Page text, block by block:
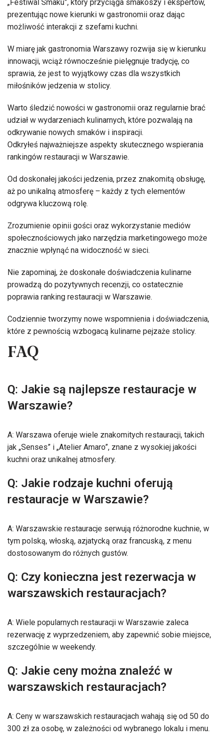
„Festiwal Smaku”, który przyciąga smakoszy i ekspertów,
prezentując nowe kierunki w gastronomii oraz dając
możliwość interakcji z szefami kuchni.
W miarę jak gastronomia Warszawy rozwija się w kierunku
innowacji, wciąż równocześnie pielęgnuje tradycję, co
sprawia, że jest to wyjątkowy czas dla wszystkich
miłośników jedzenia w stolicy.
Warto śledzić nowości w gastronomii oraz regularnie brać
udział w wydarzeniach kulinarnych, które pozwalają na
odkrywanie nowych smaków i inspiracji.
Odkryłeś najważniejsze aspekty skutecznego wspierania
rankingów restauracji w Warszawie.
Od doskonałej jakości jedzenia, przez znakomitą obsługę,
aż po unikalną atmosferę – każdy z tych elementów
odgrywa kluczową rolę.
Zrozumienie opinii gości oraz wykorzystanie mediów
społecznościowych jako narzędzia marketingowego może
znacznie wpłynąć na widoczność w sieci.
Nie zapominaj, że doskonałe doświadczenia kulinarne
prowadzą do pozytywnych recenzji, co ostatecznie
poprawia ranking restauracji w Warszawie.
Codziennie tworzymy nowe wspomnienia i doświadczenia,
które z pewnością wzbogacą kulinarne pejzaże stolicy.
FAQ
Q: Jakie są najlepsze restauracje w
Warszawie?
A: Warszawa oferuje wiele znakomitych restauracji, takich
jak „Senses” i „Atelier Amaro”, znane z wysokiej jakości
kuchni oraz unikalnej atmosfery.
Q: Jakie rodzaje kuchni oferują
restauracje w Warszawie?
A: Warszawskie restauracje serwują różnorodne kuchnie, w
tym polską, włoską, azjatycką oraz francuską, z menu
dostosowanym do różnych gustów.
Q: Czy konieczna jest rezerwacja w
warszawskich restauracjach?
A: Wiele popularnych restauracji w Warszawie zaleca
rezerwację z wyprzedzeniem, aby zapewnić sobie miejsce,
szczególnie w weekendy.
Q: Jakie ceny można znaleźć w
warszawskich restauracjach?
A: Ceny w warszawskich restauracjach wahają się od 50 do
300 zł za osobę, w zależności od wybranego lokalu i menu.